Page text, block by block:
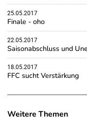
25.05.2017
Finale - oho
22.05.2017
Saisonabschluss und
18.05.2017
FFC sucht Verstärkung
Weitere Themen